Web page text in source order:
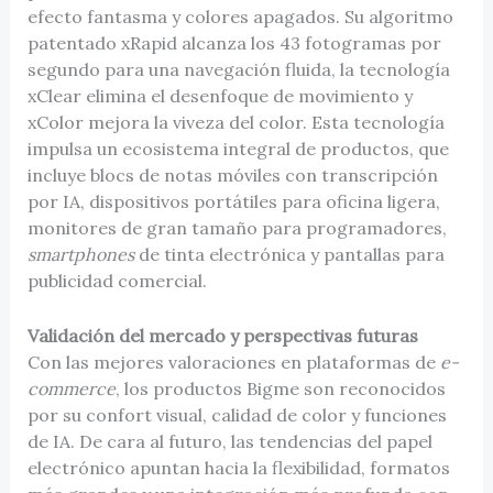
efecto fantasma y colores apagados. Su algoritmo
patentado xRapid alcanza los 43 fotogramas por
segundo para una navegación fluida, la tecnología
xClear elimina el desenfoque de movimiento y
xColor mejora la viveza del color. Esta tecnología
impulsa un ecosistema integral de productos, que
incluye blocs de notas móviles con transcripción
por IA, dispositivos portátiles para oficina ligera,
monitores de gran tamaño para programadores,
smartphonesde tinta electrónica y pantallas para
publicidad comercial.
Validación del mercado y perspectivas futuras
Con las mejores valoraciones en plataformas de e-
commerce, los productos Bigme son reconocidos
por su confort visual, calidad de color y funciones
de IA. De cara al futuro, las tendencias del papel
electrónico apuntan hacia la flexibilidad, formatos